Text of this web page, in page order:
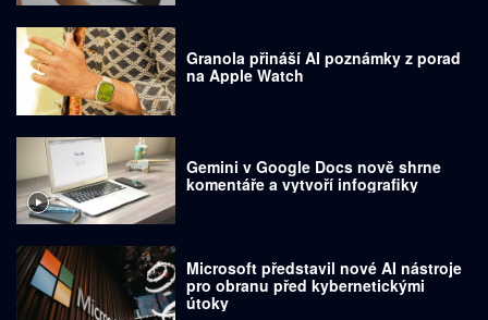
Granola přináší AI poznámky z porad
na Apple Watch
Gemini v Google Docs nově shrne
komentáře a vytvoří infografiky
Microsoft představil nové AI nástroje
pro obranu před kybernetickými
útoky